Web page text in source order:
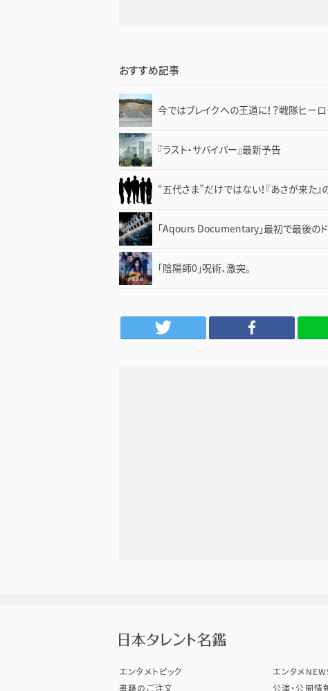
おすすめ記事
今ではブレイクへの王道に！？戦隊ヒー
『ラスト・サバイバー』最新予告
“五代さま”だけではない！『あさが来た』
「Aqours Documentary」最初で最後の
「陰陽師0」呪術、激突。
Facebook
エンタメトピック
書籍のご注文
エンタメ
公演・公開情
株式会社